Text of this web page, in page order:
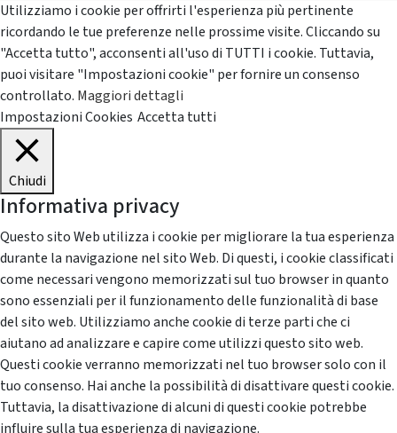
Utilizziamo i cookie per offrirti l'esperienza più pertinente
ricordando le tue preferenze nelle prossime visite. Cliccando su
"Accetta tutto", acconsenti all'uso di TUTTI i cookie. Tuttavia,
puoi visitare "Impostazioni cookie" per fornire un consenso
controllato. Maggiori dettagli
Impostazioni Cookies Accetta tutti
Chiudi
Informativa privacy
Questo sito Web utilizza i cookie per migliorare la tua esperienza
durante la navigazione nel sito Web. Di questi, i cookie classificati
come necessari vengono memorizzati sul tuo browser in quanto
sono essenziali per il funzionamento delle funzionalità di base
del sito web. Utilizziamo anche cookie di terze parti che ci
aiutano ad analizzare e capire come utilizzi questo sito web.
Questi cookie verranno memorizzati nel tuo browser solo con il
tuo consenso. Hai anche la possibilità di disattivare questi cookie.
Tuttavia, la disattivazione di alcuni di questi cookie potrebbe
influire sulla tua esperienza di navigazione.